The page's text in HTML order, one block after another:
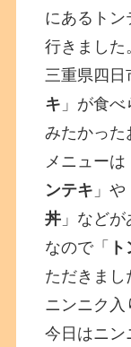
にあるトン
行きました
三重県四日
キ 」が食
みたかった
メニューは
ンテキ 」や
丼 」など
なので「
ただきまし
ニンニク入
今日はニン